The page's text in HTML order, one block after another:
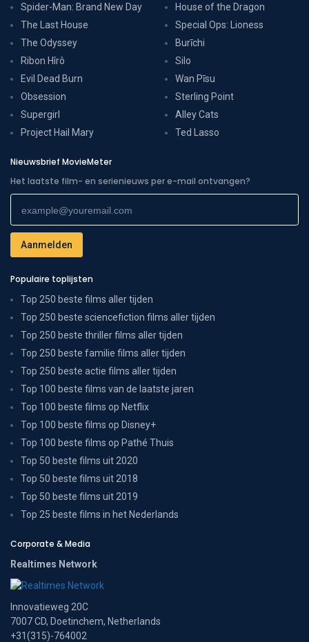
Spider-Man: Brand New Day
The Last House
The Odyssey
Ribon Hîrô
Evil Dead Burn
Obsession
Supergirl
Project Hail Mary
House of the Dragon
Special Ops: Lioness
Burīchi
Silo
Wan Pīsu
Sterling Point
Alley Cats
Ted Lasso
Nieuwsbrief MovieMeter
Het laatste film- en serienieuws per e-mail ontvangen?
Populaire toplijsten
Top 250 beste films aller tijden
Top 250 beste sciencefiction films aller tijden
Top 250 beste thriller films aller tijden
Top 250 beste familie films aller tijden
Top 250 beste actie films aller tijden
Top 100 beste films van de laatste jaren
Top 100 beste films op Netflix
Top 100 beste films op Disney+
Top 100 beste films op Pathé Thuis
Top 50 beste films uit 2020
Top 50 beste films uit 2018
Top 50 beste films uit 2019
Top 25 beste films in het Nederlands
Corporate & Media
Realtimes Network
Innovatieweg 20C
7007 CD, Doetinchem, Netherlands
+31(315)-764002